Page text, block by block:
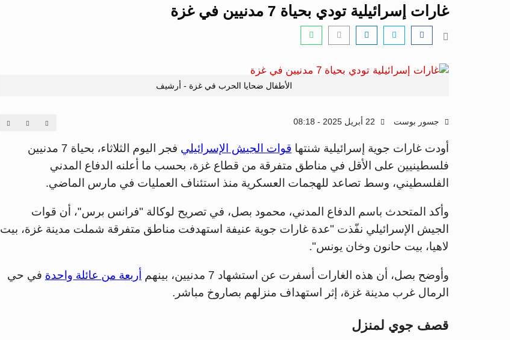
غارات إسرائيلية تودي بحياة 7 مدنيين في غزة
الأطفال ضحايا الحرب في غزة - أرشيف
جسور بوست
أودت غارات جوية إسرائيلية شنتها قوات الجيش الإسرائيلي
فجر اليوم الثلاثاء، بحياة 7 مدنيين
فلسطينيين على الأقل في مناطق متفرقة من قطاع غزة، بحسب ما أعلنه الدفاع المدني
الفلسطيني، وسط تصاعد للهجمات العسكرية منذ استئناف العمليات في مارس الماضي.
وأكد المتحدث باسم الدفاع المدني، محمود بصل، في تصريح لوكالة "فرانس برس"، أن قوات
الجيش الإسرائيلي نفّذت "عدة غارات جوية عنيفة استهدفت مناطق متفرقة شملت مدينة غزة، بيت
لاهيا، بيت حانون وخان يونس".
وأوضح بصل، أن هذه الغارات أسفرت عن استشهاد 7 مدنيين، بينهم أربعة من عائلة واحدة في حي
الرمال غرب مدينة غزة، إثر استهداف منزلهم بصاروخ مباشر.
قصف جوي لمنزل